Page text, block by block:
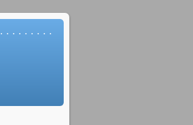
. . . . . . . . .